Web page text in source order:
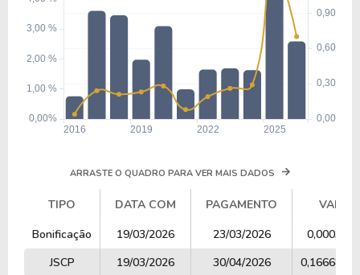
ARRASTE O QUADRO PARA VER MAIS DADOS
TIPO DATA COM PAGAMENTO
VALOR
TIPO
DATA COM PAGAMENTO VALOR
Bonificação 19/03/2026 23/03/2026
0,000322
JSCP
19/03/2026 30/04/2026